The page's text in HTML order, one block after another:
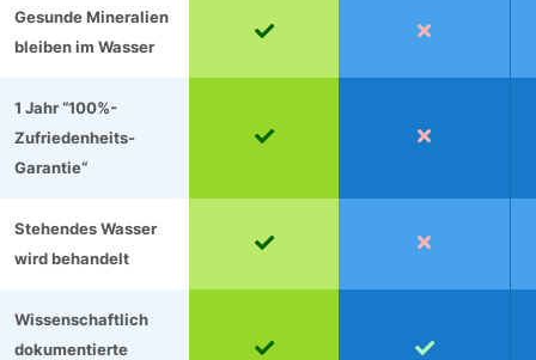
Gesunde Mineralien
bleiben im Wasser
 
1 Jahr “100%-
Zufriedenheits-
Garantie“
 
Stehendes Wasser
wird behandelt
 
Wissenschaftlich
dokumentierte
 